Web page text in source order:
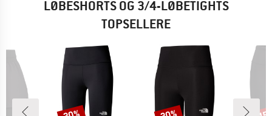
LØBESHORTS OG 3/4-LØBETIGHTS
TOPSELLERE
Rabat Rabat